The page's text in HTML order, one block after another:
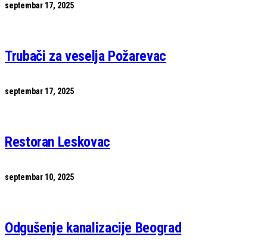
septembar 17, 2025
Trubači za veselja Požarevac
septembar 17, 2025
Restoran Leskovac
septembar 10, 2025
Odgušenje kanalizacije Beograd